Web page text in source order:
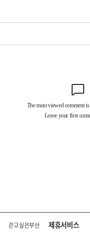
걷고싶은부산 제휴서비스